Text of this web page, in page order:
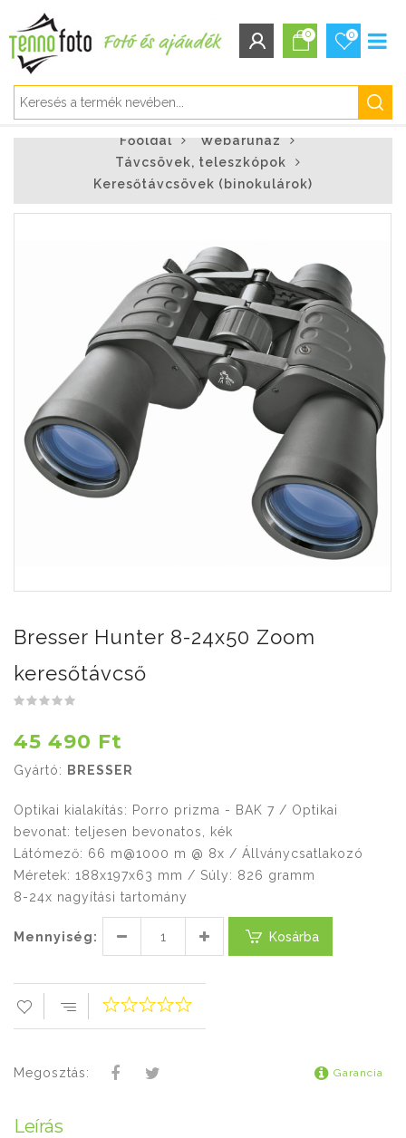
Elfelejtett jelszó
0 0
Főoldal
Webáruház
Távcsövek, teleszkópok
Keresőtávcsövek (binokulárok)
Bresser Hunter 8-24x50 Zoom
keresőtávcső
45 490 Ft
Gyártó: BRESSER
Optikai kialakítás: Porro prizma - BAK 7 / Optikai
bevonat: teljesen bevonatos, kék
Látómező: 66 m@1000 m @ 8x / Állványcsatlakozó
Méretek: 188x197x63 mm / Súly: 826 gramm
8-24x nagyítási tartomány
Mennyiség: Kosárba
Megosztás: Garancia
Leírás